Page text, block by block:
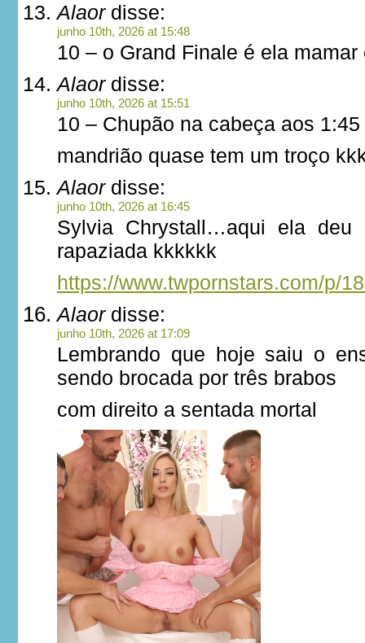
Alaordisse:
junho 10th, 2026 at 15:48
10 – o Grand Finale é ela
Alaordisse:
junho 10th, 2026 at 15:51
10 – Chupão na cabeça aos 1:45
mandrião quase tem um troço
Alaordisse:
junho 10th, 2026 at 16:45
Sylvia Chrystall…aqui ela deu
rapaziada kkkkkk
https://www.twpornstars.com/p/
Alaordisse:
junho 10th, 2026 at 17:09
Lembrando que hoje saiu o
sendo brocada por três brabos
com direito a sentada mortal